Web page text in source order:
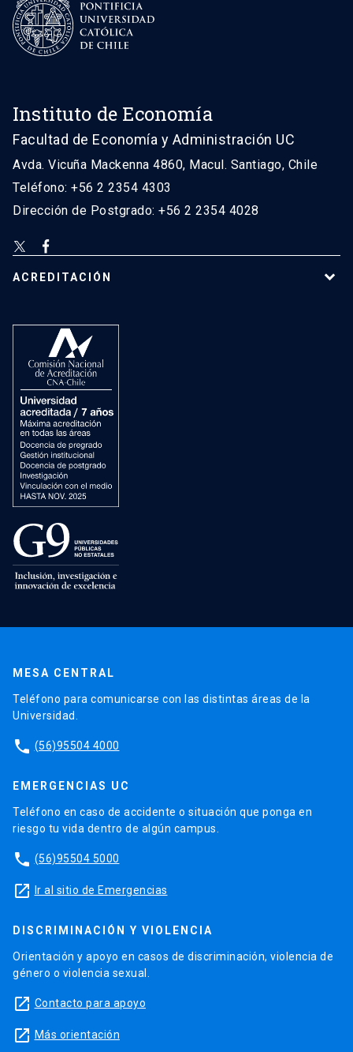
Instituto de Economía
Facultad de Economía y Administración UC
Avda. Vicuña Mackenna 4860, Macul. Santiago, Chile
Teléfono: +56 2 2354 4303
Dirección de Postgrado: +56 2 2354 4028
ACREDITACIÓN
MESA CENTRAL
Teléfono para comunicarse con las distintas áreas de la
Universidad.
phone (56)95504 4000
EMERGENCIAS UC
Teléfono en caso de accidente o situación que ponga en
riesgo tu vida dentro de algún campus.
phone (56)95504 5000
launch Ir al sitio de Emergencias
DISCRIMINACIÓN Y VIOLENCIA
Orientación y apoyo en casos de discriminación, violencia de
género o violencia sexual.
launch Contacto para apoyo
launch Más orientación